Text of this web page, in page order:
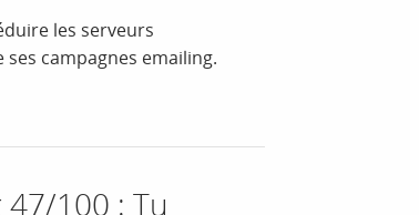
les serveurs
campagnes emailing.
100 : Tu